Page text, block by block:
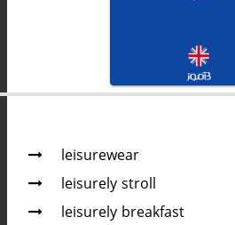
leisurewear
leisurely stroll
leisurely breakfast